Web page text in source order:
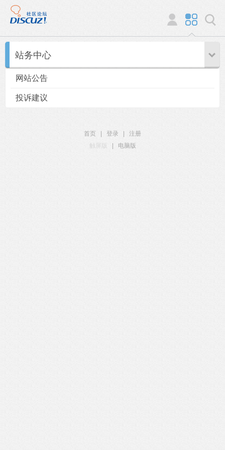
站务中心
网站公告
投诉建议
首页 登录
注册
触屏版
电脑版